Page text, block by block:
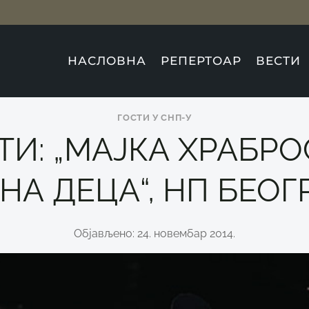
НАСЛОВНА РЕПЕРТОАР ВЕСТИ
ГОСТИ У СНП-У
„МАЈКА
ДЕЦА“, НП
Објављено: 24. новембар 2014.